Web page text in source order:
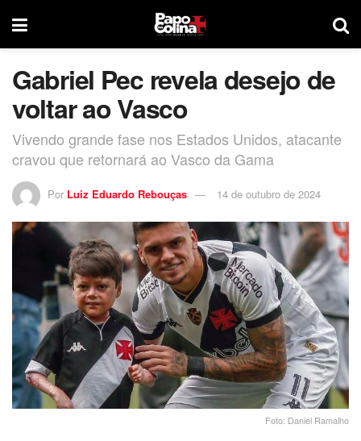
Gabriel Pec revela desejo de
voltar ao Vasco
Vivendo grande fase nos Estados Unidos, atacante
cravou que retornará ao Vasco da Gama
Por Luiz Eduardo Rebouças 14 de outubro de 2024
Foto: Daniel Ramalho